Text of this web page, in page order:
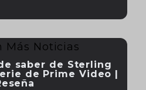
saber de Sterling
de Prime Video |